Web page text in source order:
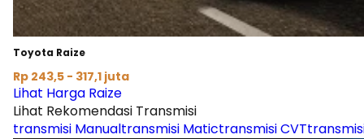
Toyota Raize
Rp 243,5 - 317,1 juta
Lihat Harga Raize
Lihat Rekomendasi Transmisi
transmisi Manualtransmisi Matictransmisi CVT